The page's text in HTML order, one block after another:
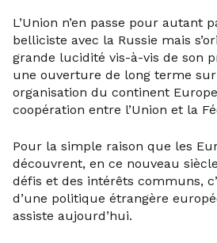
L’Union n’en passe pour autant
belliciste avec la Russie mais
grande lucidité vis-à-vis de son
une ouverture de long terme
organisation du continent
coopération entre l’Union et la
Pour la simple raison que les
découvrent, en ce nouveau
défis et des intérêts communs,
d’une politique étrangère
assiste aujourd’hui.